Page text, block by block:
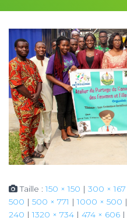
Taille :150 × 150 | 300 × 167
500 | 500 × 771 | 1000 × 500 |
240 | 1320 × 734 | 474 × 606 |